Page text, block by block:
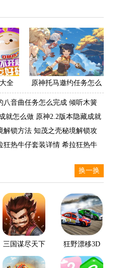
全
码怎
原神托马邀约任务怎么
做 原神托马邀约任务怎
么完成
八音曲任务怎么完成 倾听木簧
就怎么做 原神2.2版本隐藏成就
解锁方法 知茂之壳秘境解锁攻
狂热牛仔套装详情 希拉狂热牛
换一换
三国谋尽天下 狂野漂移3D